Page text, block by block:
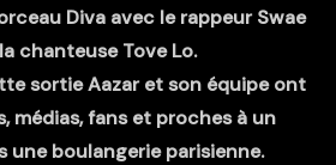
Diva avec le rappeur Swae
chanteuse Tove Lo.
sortie Aazar et son équipe ont
médias, fans et proches à un
une boulangerie parisienne.